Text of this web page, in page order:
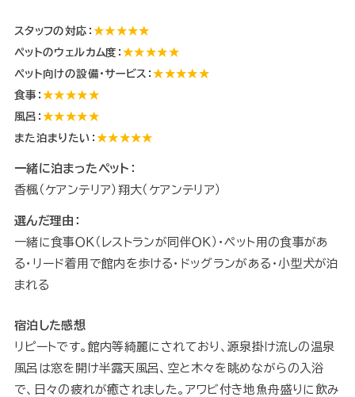
スタッフの対応： ★★★★★
ペットのウェルカム度：★★★★★
ペット向けの設備・サービス：★★★★★
食事：★★★★★
風呂：★★★★★
また泊まりたい： ★★★★★
一緒に泊まったペット：
香楓（ケアンテリア）翔大（ケアンテリア）
選んだ理由：
一緒に食事ＯＫ（レストランが同伴ＯＫ）・ペット用の食事があ
る・リード着用で館内を歩ける・ドッグランがある・小型犬が泊
まれる
宿泊した感想
リピートです。館内等綺麗にされており、源泉掛け流しの温泉
風呂は窓を開け半露天風呂、空と木々を眺めながらの入浴
で、日々の疲れが癒されました。アワビ付き地魚舟盛りに飲み